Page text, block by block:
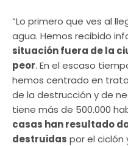
“Lo primero que ves al
agua. Hemos recibido
situación fuera de la
peor. En el escaso
hemos centrado en
de la destrucción y de
tiene más de 500.000
casas han resultado
destruidas por el ciclón